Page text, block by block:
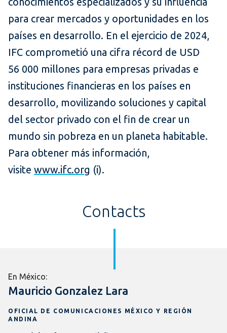
para crear mercados y oportunidades en los
países en desarrollo. En el ejercicio de 2024,
IFC comprometió una cifra récord de USD
56 000 millones para empresas privadas e
instituciones financieras en los países en
desarrollo, movilizando soluciones y capital
del sector privado con el fin de crear un
mundo sin pobreza en un planeta habitable.
Para obtener más información,
visite www.ifc.org (i).
Contacts
En México:
Mauricio Gonzalez Lara
OFICIAL DE COMUNICACIONES MÉXICO Y REGIÓN
ANDINA